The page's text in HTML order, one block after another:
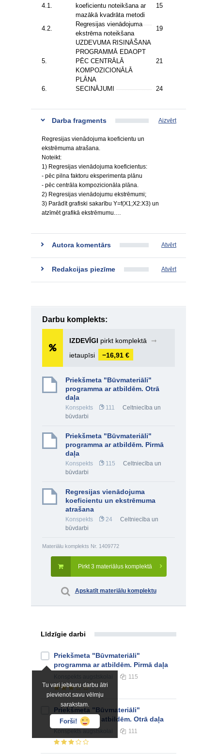
4.1.
koeficientu noteikšana ar
mazākā kvadrāta metodi
15
4.2.
Regresijas vienādojuma
ekstrēma noteikšana
19
5.
UZDEVUMA RISINĀŠANA
PROGRAMMĀ EDAOPT
PĒC CENTRĀLĀ
KOMPOZICIONĀLĀ
PLĀNA
21
6. SECINĀJUMI 24
Darba fragments Aizvērt
Regresijas vienādojuma koeficientu un
ekstrēmuma atrašana.
Noteikt:
1) Regresijas vienādojuma koeficientus:
- pēc pilna faktoru eksperimenta plānu
- pēc centrāla kompozicionāla plāna.
2) Regresijas vienādojumu ekstrēmumi;
3) Parādīt grafiski sakarību Y=f(X1;X2:X3) un
atzīmēt grafikā ekstrēmumu.…
Autora komentārs Atvērt
Redakcijas piezīme Atvērt
Darbu komplekts:
IZDEVĪGI pirkt komplektā
➞
ietaupīsi
−16,91 €
Priekšmeta "Būvmateriāli"
programma ar atbildēm. Otrā
daļa
Konspekts 111
Celtniecība un
būvdarbi
Priekšmeta "Būvmateriāli"
programma ar atbildēm. Pirmā
daļa
Konspekts 115
Celtniecība un
būvdarbi
Regresijas vienādojuma
koeficientu un ekstrēmuma
atrašana
Konspekts 24
Celtniecība un
būvdarbi
Materiālu komplekts Nr. 1409772
Pirkt 3 materiālus komplektā
Apskatīt materiālu komplektu
Līdzīgie darbi
Tu vari jebkuru darbu ātri
pievienot savu vēlmju
sarakstam.
Forši!
Priekšmeta "Būvmateriāli"
programma ar atbildēm. Pirmā daļa
115
Priekšmeta "Būvmateriāli"
programma ar atbildēm. Otrā daļa
111